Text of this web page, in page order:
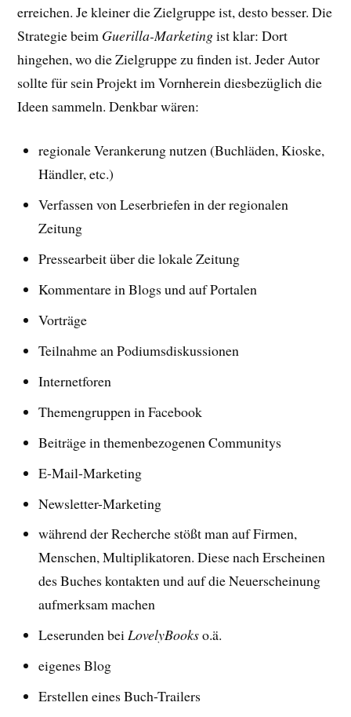
erreichen. Je kleiner die Zielgruppe ist, desto besser. Die
Strategie beim Guerilla-Marketingist klar: Dort
hingehen, wo die Zielgruppe zu finden ist. Jeder Autor
sollte für sein Projekt im Vornherein diesbezüglich die
Ideen sammeln. Denkbar wären:
regionale Verankerung nutzen (Buchläden, Kioske,
Händler, etc.)
Verfassen von Leserbriefen in der regionalen
Zeitung
Pressearbeit über die lokale Zeitung
Kommentare in Blogs und auf Portalen
Vorträge
Teilnahme an Podiumsdiskussionen
Internetforen
Themengruppen in Facebook
Beiträge in themenbezogenen Communitys
E-Mail-Marketing
Newsletter-Marketing
während der Recherche stößt man auf Firmen,
Menschen, Multiplikatoren. Diese nach Erscheinen
des Buches kontakten und auf die Neuerscheinung
aufmerksam machen
Leserunden beiLovelyBookso.ä.
eigenes Blog
Erstellen eines Buch-Trailers